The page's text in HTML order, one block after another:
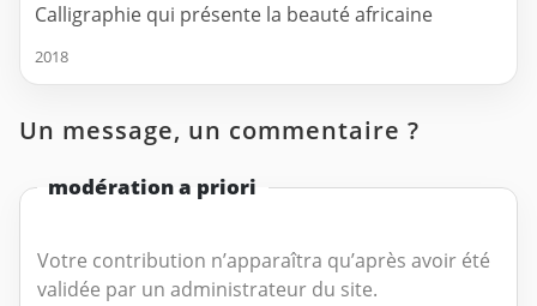
Calligraphie qui présente la beauté africaine
2018
Un message, un commentaire ?
modération a priori
Votre contribution n’apparaîtra qu’après avoir été
validée par un administrateur du site.